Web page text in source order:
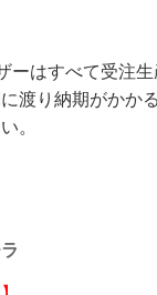
はすべて受注生
渡り納期がかか
。